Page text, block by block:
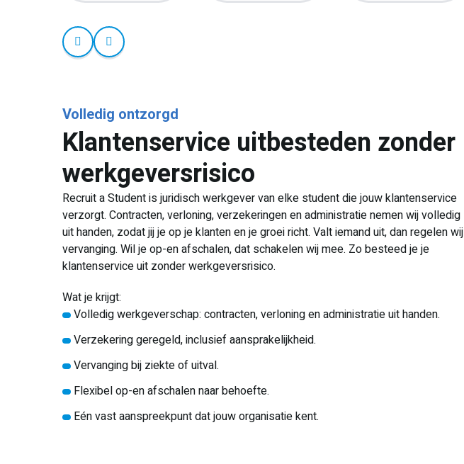
Volledig ontzorgd
Klantenservice uitbesteden zonder
werkgeversrisico
Recruit a Student is juridisch werkgever van elke student die jouw klantenservice
verzorgt. Contracten, verloning, verzekeringen en administratie nemen wij volledig
uit handen, zodat jij je op je klanten en je groei richt. Valt iemand uit, dan regelen wij
vervanging. Wil je op-en afschalen, dat schakelen wij mee. Zo besteed je je
klantenservice uit zonder werkgeversrisico.
Wat je krijgt:
Volledig werkgeverschap: contracten, verloning en administratie uit handen.
Verzekering geregeld, inclusief aansprakelijkheid.
Vervanging bij ziekte of uitval.
Flexibel op-en afschalen naar behoefte.
Eén vast aanspreekpunt dat jouw organisatie kent.